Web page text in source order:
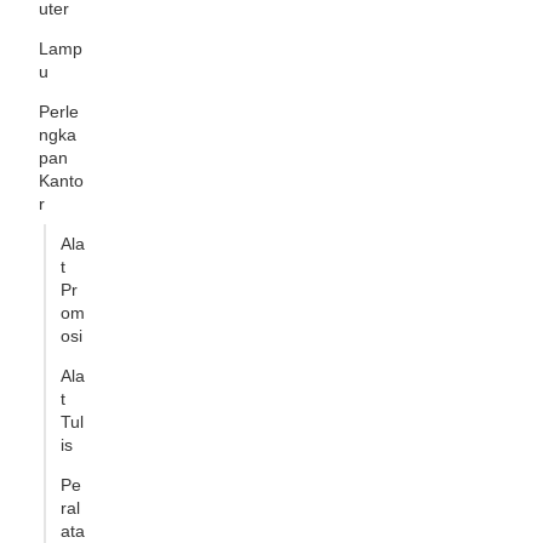
uter
Lamp
u
Perle
ngka
pan
Kanto
r
Ala
t
Pr
om
osi
Ala
t
Tul
is
Pe
ral
ata